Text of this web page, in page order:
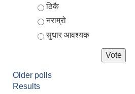
ठिकै
नराम्रो
सुधार आवश्यक
Older polls
Results